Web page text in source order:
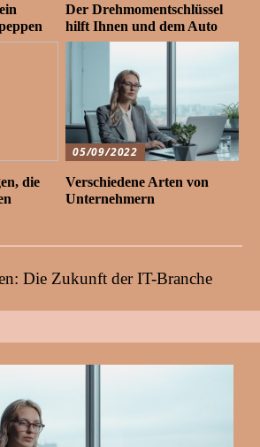
Der Drehmomentschlüssel
hilft Ihnen und dem Auto
die
05/09/2022
Verschiedene Arten von
Unternehmern
Die Zukunft der IT-Branche